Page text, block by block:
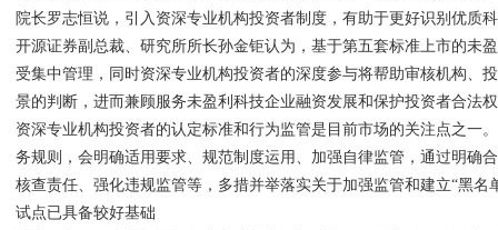
院长罗志恒说，引入资深专业机构投资者制度，有助于更好识别优质
开源证券副总裁、研究所所长孙金钜认为，基于第五套标准上市的未
受集中管理，同时资深专业机构投资者的深度参与将帮助审核机构、
景的判断，进而兼顾服务未盈利科技企业融资发展和保护投资者合法
资深专业机构投资者的认定标准和行为监管是目前市场的关注点之一
务规则，会明确适用要求、规范制度运用、加强自律监管，通过明确
核查责任、强化违规监管等，多措并举落实关于加强监管和建立“黑名
试点已具备较好基础